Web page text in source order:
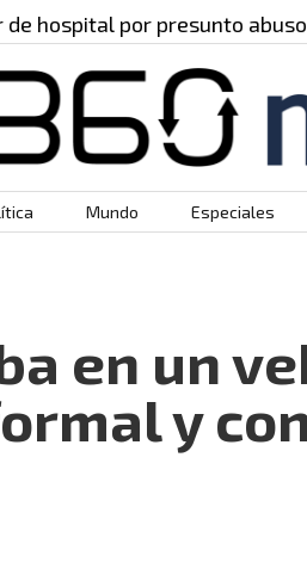
por presunto abuso…
Mundo Especiales
en un
y